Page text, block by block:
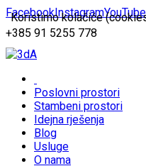
FacebookInstagramYouTube
+385 91 5255 778
Poslovni prostori
Stambeni prostori
Idejna rješenja
Blog
Usluge
O nama
Koristimo kolačiće